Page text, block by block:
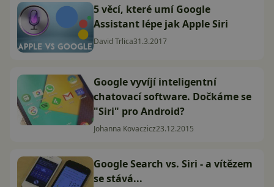
5 věcí, které umí Google
Assistant lépe jak Apple Siri
David Trlica31.3.2017
Google vyvíjí inteligentní
chatovací software. Dočkáme se
"Siri" pro Android?
Johanna Kovaczicz23.12.2015
Google Search vs. Siri - a vítězem
se stává...